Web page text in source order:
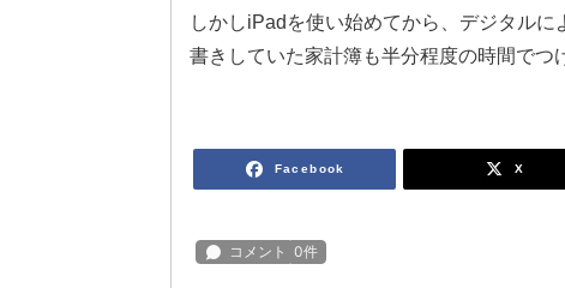
しかしiPadを使い始めてから、デジタル
書きしていた家計簿も半分程度の時間でつ
Facebook X